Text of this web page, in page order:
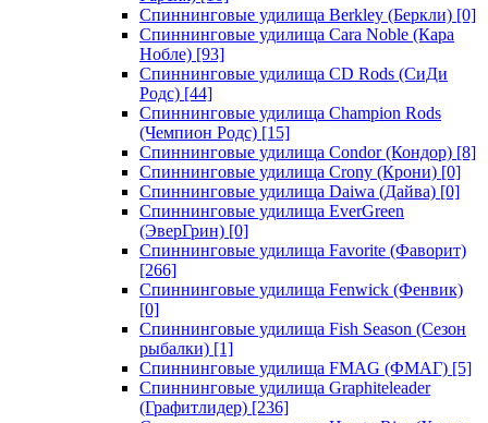
Спиннинговые удилища Berkley (Беркли) [0]
Спиннинговые удилища Cara Noble (Кара
Нобле) [93]
Спиннинговые удилища CD Rods (СиДи
Родс) [44]
Спиннинговые удилища Champion Rods
(Чемпион Родс) [15]
Спиннинговые удилища Condor (Кондор) [8]
Спиннинговые удилища Crony (Крони) [0]
Спиннинговые удилища Daiwa (Дайва) [0]
Спиннинговые удилища EverGreen
(ЭверГрин) [0]
Спиннинговые удилища Favorite (Фаворит)
[266]
Спиннинговые удилища Fenwick (Фенвик)
[0]
Спиннинговые удилища Fish Season (Сезон
рыбалки) [1]
Спиннинговые удилища FMAG (ФМАГ) [5]
Спиннинговые удилища Graphiteleader
(Графитлидер) [236]